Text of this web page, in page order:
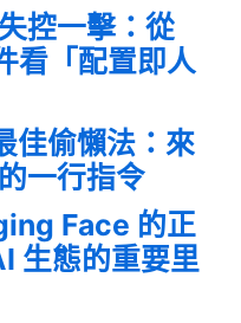
控一擊：從
看「配置即人
佳偷懶法：來
一行指令
Face 的正
生態的重要里